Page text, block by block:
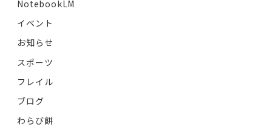
NotebookLM
イベント
お知らせ
スポーツ
フレイル
ブログ
わらび餅